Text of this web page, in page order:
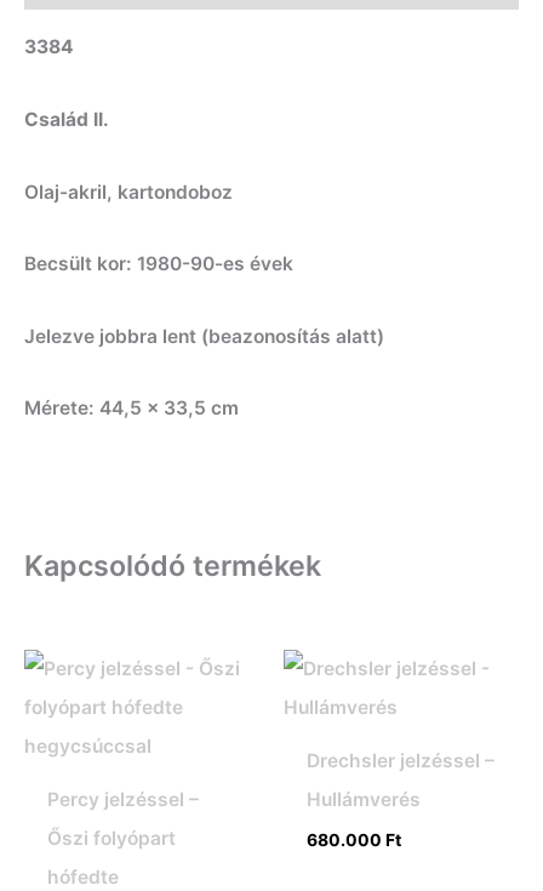
3384
Család II.
Olaj-akril, kartondoboz
Becsült kor: 1980-90-es évek
Jelezve jobbra lent (beazonosítás alatt)
Mérete: 44,5 x 33,5 cm
Kapcsolódó termékek
Percy jelzéssel –
Őszi folyópart
hófedte
Drechsler jelzéssel –
Hullámverés
680.000 Ft